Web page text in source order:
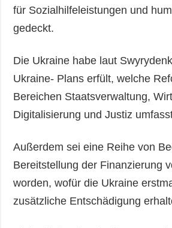
für Sozialhilfeleistungen und
gedeckt.
Die Ukraine habe laut
Ukraine- Plans erfült, welche
Bereichen Staatsverwaltung,
Digitalisierung und Justiz
Außerdem sei eine Reihe von
Bereitstellung der Finanzierung
worden, wofür die Ukraine
zusätzliche Entschädigung